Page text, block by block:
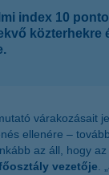
index 10
várakozásait
ellenére –
az áll, hogy
vezetője